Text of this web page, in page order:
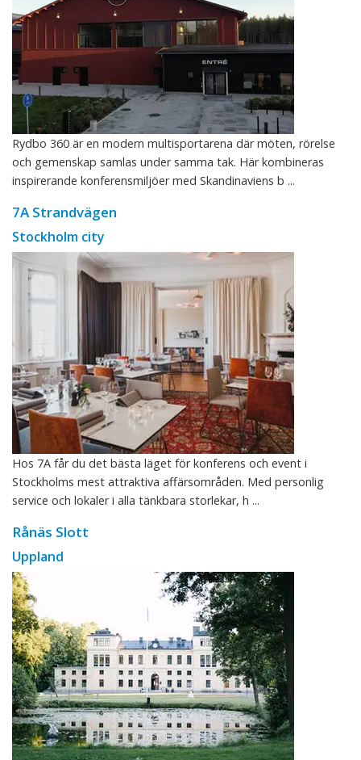
Rydbo 360 är en modern multisportarena där möten, rörelse
och gemenskap samlas under samma tak. Här kombineras
inspirerande konferensmiljöer med Skandinaviens b ...
7A Strandvägen
Stockholm city
Hos 7A får du det bästa läget för konferens och event i
Stockholms mest attraktiva affärsområden. Med personlig
service och lokaler i alla tänkbara storlekar, h ...
Rånäs Slott
Uppland